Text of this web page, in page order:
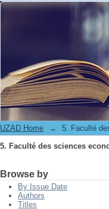
5. Faculté des sciences
UZAD Home →
5. Faculté
5. Faculté des sciences
Browse by
By Issue Date
Authors
Titles